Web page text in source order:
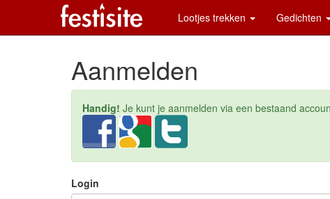
Lootjes trekken Gedichten
Aanmelden
Handig! Je kunt je aanmelden via een bestaand
Login